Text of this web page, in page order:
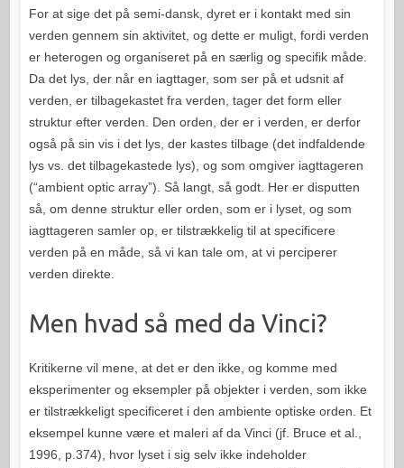
For at sige det på semi-dansk, dyret er i kontakt med sin
verden gennem sin aktivitet, og dette er muligt, fordi verden
er heterogen og organiseret på en særlig og specifik måde.
Da det lys, der når en iagttager, som ser på et udsnit af
verden, er tilbagekastet fra verden, tager det form eller
struktur efter verden. Den orden, der er i verden, er derfor
også på sin vis i det lys, der kastes tilbage (det indfaldende
lys vs. det tilbagekastede lys), og som omgiver iagttageren
(“ambient optic array”). Så langt, så godt. Her er disputten
så, om denne struktur eller orden, som er i lyset, og som
iagttageren samler op, er tilstrækkelig til at specificere
verden på en måde, så vi kan tale om, at vi perciperer
verden direkte.
Men hvad så med da Vinci?
Kritikerne vil mene, at det er den ikke, og komme med
eksperimenter og eksempler på objekter i verden, som ikke
er tilstrækkeligt specificeret i den ambiente optiske orden. Et
eksempel kunne være et maleri af da Vinci (jf. Bruce et al.,
1996, p.374), hvor lyset i sig selv ikke indeholder